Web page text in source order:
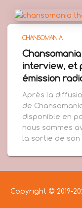
CHANSOMANIA
interview, et
émission
Après la
de
disponible en
nous sommes
la sortie de son
Copyright © 2019-